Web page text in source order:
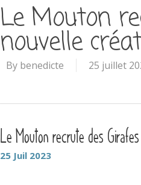
Le Mouton
nouvelle
By benedicte 25 juillet
Le Mouton recrute des
25 Juil 2023